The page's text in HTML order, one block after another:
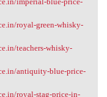
royal-green-whisky-
teachers-whisky-
antiquity-blue-price-
royal-stag-price-in-